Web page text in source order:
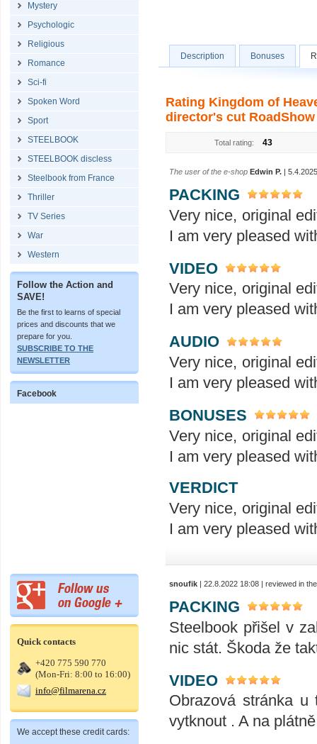
Mystery
Psychologic
Religious
Romance
Sci-fi
Spoken Word
Sport
STEELBOOK
STEELBOOK discless
Steelbook from France
Thriller
TV Series
War
Western
Follow the Action and
SAVE!
Be the first to learns of special
prices and discounts that we
prepare for you.
SUBSCRIBE TO THE
NEWSLETTER
Facebook
Quick contacts
+420 775 590 770
(Mon-Fri: 8:00 to 16:00)
info@filmarena.cz
We accept these credit cards:
Description Bonuses
Rating Kingdom of
director's cut
Total rating: 43
The user of the e-shop Edwin P. |
PACKING
Very nice, original
I am very pleased
VIDEO
Very nice, original
I am very pleased
AUDIO
Very nice, original
I am very pleased
BONUSES
Very nice, original
I am very pleased
VERDICT
Very nice, original
I am very pleased
snoufik | 22.8.2022 18:08 | reviewed in
PACKING
Steelbook přišel v
nic stát. Škoda že
VIDEO
Obrazová stránka
vytknout . A na